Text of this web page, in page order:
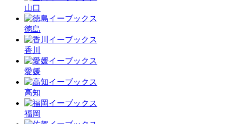
山口
徳島
香川
愛媛
高知
福岡